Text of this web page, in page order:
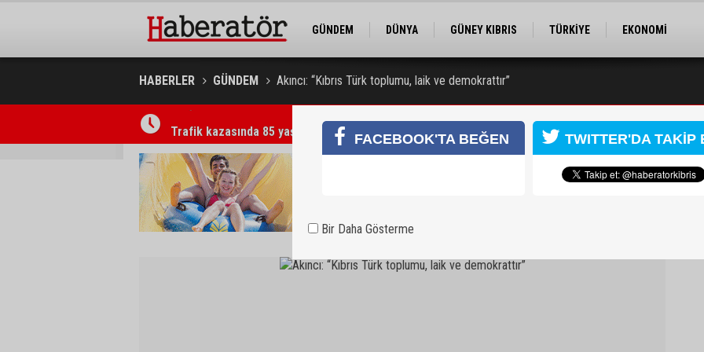
GÜNDEM DÜNYA GÜNEY KIBRIS TÜRKİYE
EKONOMİ
HABERLER GÜNDEM Akıncı: “Kıbrıs Türk toplumu, laik ve demokrattır”
Trafik kazasında 85 yaşındaki Turan Obalı hayatını kaybetti, 3 kişi yaralandı
FACEBOOK'TA BEĞEN TWITTER'DA TAKİP
Bir Daha Gösterme